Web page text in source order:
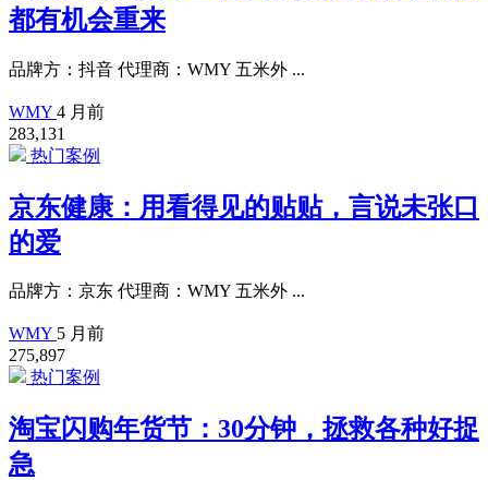
都有机会重来
品牌方：抖音 代理商：WMY 五米外 ...
WMY 4 月前
283,131
热门案例
京东健康：用看得见的贴贴，言说未张口
的爱
品牌方：京东 代理商：WMY 五米外 ...
WMY 5 月前
275,897
热门案例
淘宝闪购年货节：30分钟，拯救各种好捉
急